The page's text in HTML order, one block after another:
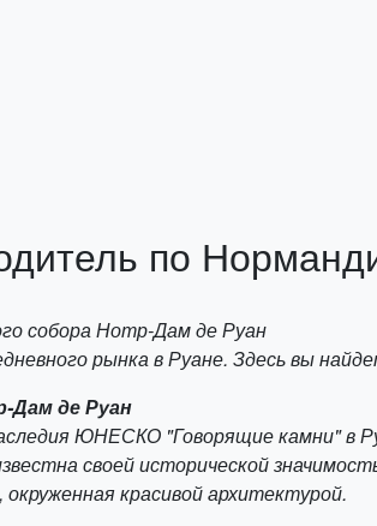
по
собора Нотр-Дам де Руан
рынка в Руане. Здесь вы
Дам де Руан
ЮНЕСКО "Говорящие камни" в
своей исторической
красивой архитектурой.